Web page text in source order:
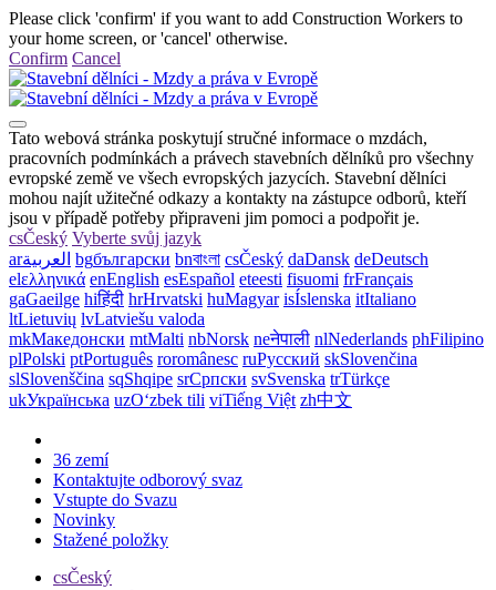
Please click 'confirm' if you want to add Construction Workers to
your home screen, or 'cancel' otherwise.
Confirm Cancel
Tato webová stránka poskytují stručné informace o mzdách,
pracovních podmínkách a právech stavebních dělníků pro všechny
evropské země ve všech evropských jazycích. Stavební dělníci
mohou najít užitečné odkazy a kontakty na zástupce odborů, kteří
jsou v případě potřeby připraveni jim pomoci a podpořit je.
csČeský Vyberte svůj jazyk
arالعربية bgбългарски bnবাংলা csČeský daDansk deDeutsch
elελληνικά enEnglish esEspañol eteesti fisuomi frFrançais
gaGaeilge hiहिंदी hrHrvatski huMagyar isÍslenska itItaliano
ltLietuvių lvLatviešu valoda
mkМакедонски mtMalti nbNorsk neनेपाली nlNederlands phFilipino
plPolski ptPortuguês roromânesc ruРусский skSlovenčina
slSlovenščina sqShqipe srСрпски svSvenska trTürkçe
ukУкраїнська uzOʻzbek tili viTiếng Việt zh中文
36 zemí
Kontaktujte odborový svaz
Vstupte do Svazu
Novinky
Stažené položky
csČeský